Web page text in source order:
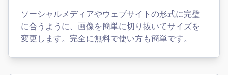
ソーシャルメディアやウェブサイトの形式に完璧
に合うように、画像を簡単に切り抜いてサイズを
変更します。完全に無料で使い方も簡単です。